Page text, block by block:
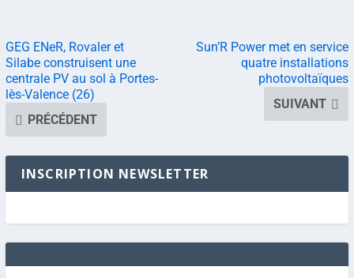
GEG ENeR, Rovaler et
Silabe construisent une
centrale PV au sol à Portes-
lès-Valence (26)
PRÉCÉDENT
Sun’R Power met en service
quatre installations
photovoltaïques
SUIVANT
INSCRIPTION NEWSLETTER